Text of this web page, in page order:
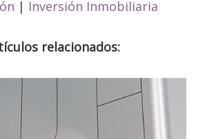
| Inversión Inmobiliaria
relacionados: